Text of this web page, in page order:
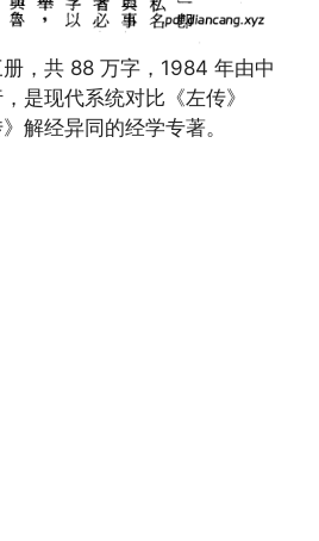
，共 88 万字，1984 年由中
是现代系统对比《左传》
解经异同的经学专著。